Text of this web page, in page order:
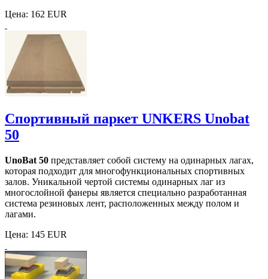
Цена: 162 EUR
Спортивный паркет UNKERS Unobat
50
UnoBat 50 представляет собой систему на одинарных лагах,
которая подходит для многофункциональных спортивных
залов. Уникальной чертой системы одинарных лаг из
многослойной фанеры является специально разработанная
система резиновых лент, расположенных между полом и
лагами.
Цена: 145 EUR